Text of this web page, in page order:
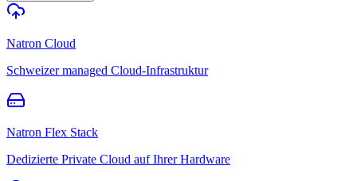
Natron Cloud
Schweizer managed Cloud-Infrastruktur
Natron Flex Stack
Dedizierte Private Cloud auf Ihrer Hardware